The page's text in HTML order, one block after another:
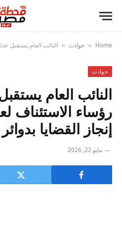
Home
» حوادث » النائب العام يستقبل عددًا من
حوادث
النائب العام
رؤساء
إنجاز القضايا بدوائر
مايو 22, 2026